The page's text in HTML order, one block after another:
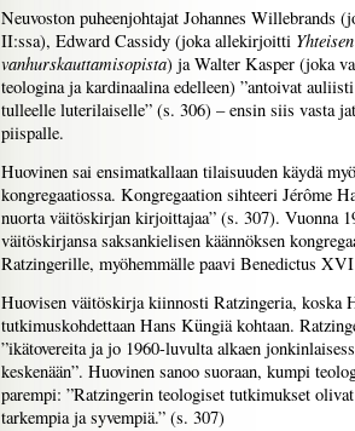
Neuvoston puheenjohtajat Johannes Willebrands
II:ssa), Edward Cassidy (joka allekirjoitti
vanhurskauttamisopista) ja Walter Kasper (joka
teologina ja kardinaalina edelleen) ”antoivat
tulleelle luterilaiselle” (s. 306) – ensin siis vasta
piispalle.
Huovinen sai ensimatkallaan tilaisuuden käydä
kongregaatiossa. Kongregaation sihteeri Jérôme
nuorta väitöskirjan kirjoittajaa” (s. 307). Vuonna
väitöskirjansa saksankielisen käännöksen
Ratzingerille, myöhemmälle paavi Benedictus
Huovisen väitöskirja kiinnosti Ratzingeria, koska
tutkimuskohdettaan Hans Küngiä kohtaan.
”ikätovereita ja jo 1960-luvulta alkaen
keskenään”. Huovinen sanoo suoraan, kumpi
parempi: ”Ratzingerin teologiset tutkimukset
tarkempia ja syvempiä.” (s. 307)